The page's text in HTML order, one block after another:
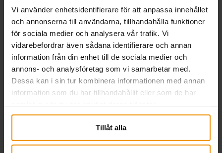
Vi använder enhetsidentifierare för att anpassa innehållet
och annonserna till användarna, tillhandahålla funktioner
för sociala medier och analysera vår trafik. Vi
vidarebefordrar även sådana identifierare och annan
information från din enhet till de sociala medier och
annons- och analysföretag som vi samarbetar med.
Dessa kan i sin tur kombinera informationen med annan
information som du har tillhandahållit eller som de har
Tillåt alla